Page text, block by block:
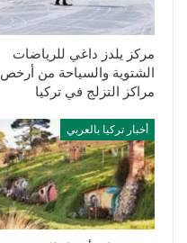
مركز يلدز داغي للرياضات
الشتوية والسياحة من أرخص
مراكز التزلج في تركيا
أخبار تركيا بالعربي